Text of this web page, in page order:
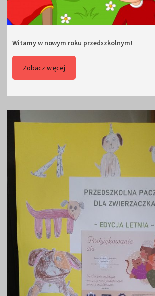
Witamy w nowym roku przedszkolnym!
Zobacz więcej